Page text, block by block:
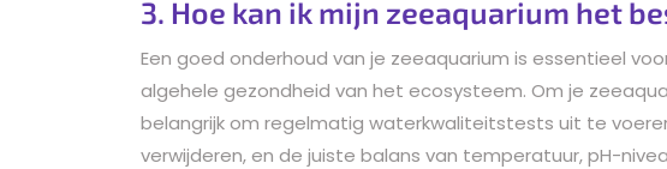
3. Hoe kan ik mijn zeeaquarium het
Een goed onderhoud van je zeeaquarium is essentieel
algehele gezondheid van het ecosysteem. Om je
belangrijk om regelmatig waterkwaliteitstests uit te
verwijderen, en de juiste balans van temperatuur, pH-